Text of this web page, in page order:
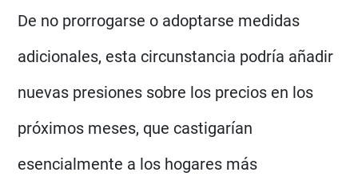
De no prorrogarse o adoptarse medidas
adicionales, esta circunstancia podría añadir
nuevas presiones sobre los precios en los
próximos meses, que castigarían
esencialmente a los hogares más